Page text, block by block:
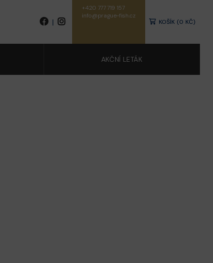
KOŠÍK (0 KČ)
+420 777 719 157
info@prague-fish.cz
|
AKČNÍ LETÁK